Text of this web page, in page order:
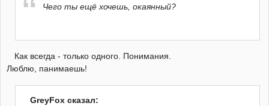
Чего ты ещё хочешь, окаянный?
Как всегда - только одного. Понимания.
Люблю, панимаешь!
GreyFox сказал: